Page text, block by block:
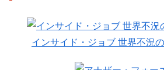
インサイド・ジョブ 世界不況